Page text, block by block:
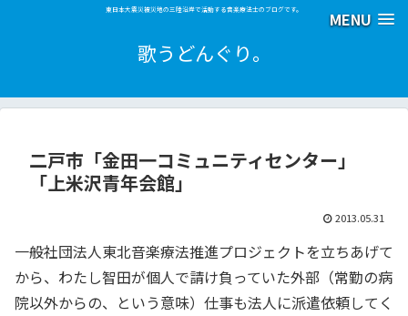
MENU
東日本大震災被災地の三陸沿岸で活動する音楽療法士のブログです。
歌うどんぐり。
二戸市「金田一コミュニティセンター」
「上米沢青年会館」
2013.05.31
一般社団法人東北音楽療法推進プロジェクトを立ちあげて
から、わたし智田が個人で請け負っていた外部（常勤の病
院以外からの、という意味）仕事も法人に派遣依頼してく